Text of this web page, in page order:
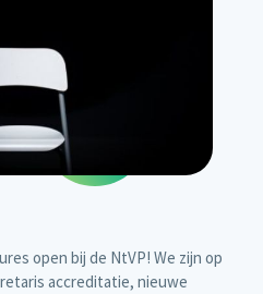
open bij de NtVP! We zijn op
accreditatie, nieuwe